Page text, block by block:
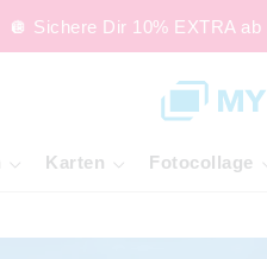
🪩 Sichere Dir 10% EXTRA ab
Karten Fotocollage